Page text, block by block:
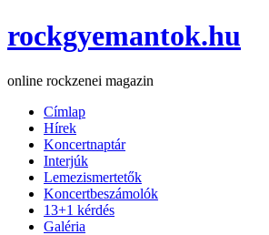
rockgyemantok.hu
online rockzenei magazin
Címlap
Hírek
Koncertnaptár
Interjúk
Lemezismertetők
Koncertbeszámolók
13+1 kérdés
Galéria